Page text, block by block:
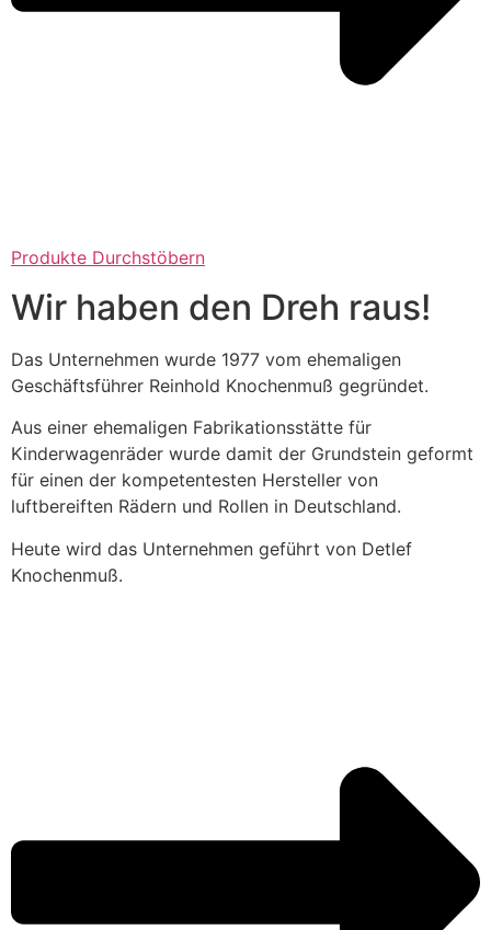
Produkte Durchstöbern
Wir haben den Dreh raus!
Das Unternehmen wurde 1977 vom ehemaligen
Geschäftsführer Reinhold Knochenmuß gegründet.
Aus einer ehemaligen Fabrikationsstätte für
Kinderwagenräder wurde damit der Grundstein geformt
für einen der kompetentesten Hersteller von
luftbereiften Rädern und Rollen in Deutschland.
Heute wird das Unternehmen geführt von Detlef
Knochenmuß.